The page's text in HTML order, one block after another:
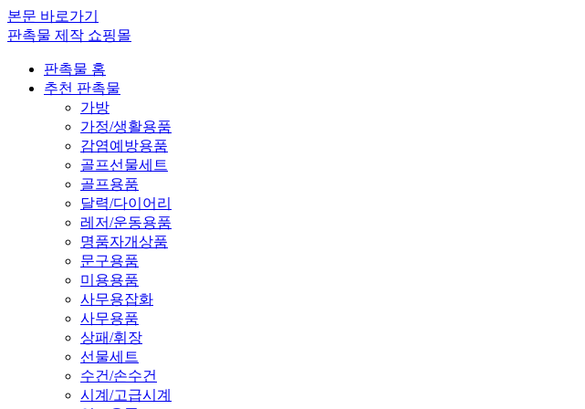
본문 바로가기
판촉물 제작 쇼핑몰
판촉물 홈
추천 판촉물
가방
가정/생활용품
감염예방용품
골프선물세트
골프용품
달력/다이어리
레저/운동용품
명품자개상품
문구용품
미용용품
사무용잡화
사무용품
상패/휘장
선물세트
수건/손수건
시계/고급시계